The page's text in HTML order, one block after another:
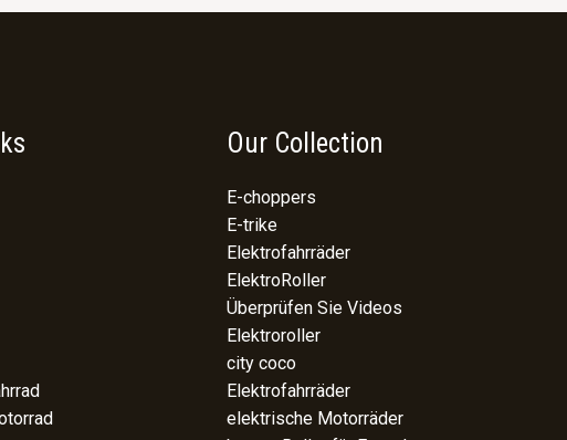
Our Collection
E-choppers
E-trike
Elektrofahrräder
ElektroRoller
Überprüfen Sie Videos
Elektroroller
city coco
Elektrofahrräder
elektrische Motorräder